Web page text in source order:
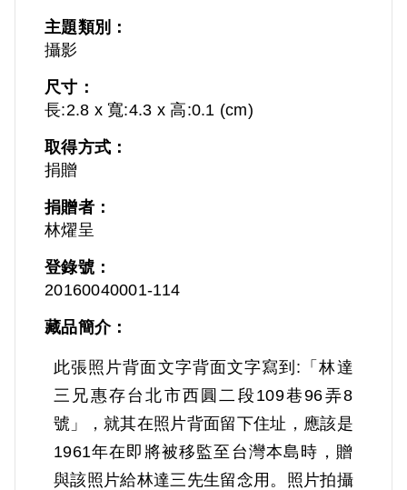
主題類別：
攝影
尺寸：
長:2.8 x 寬:4.3 x 高:0.1 (cm)
取得方式：
捐贈
捐贈者：
林燿呈
登錄號：
20160040001-114
藏品簡介：
此張照片背面文字背面文字寫到:「林達
三兄惠存台北市西圓二段109巷96弄8
號」，就其在照片背面留下住址，應該是
1961年在即將被移監至台灣本島時，贈
與該照片給林達三先生留念用。照片拍攝